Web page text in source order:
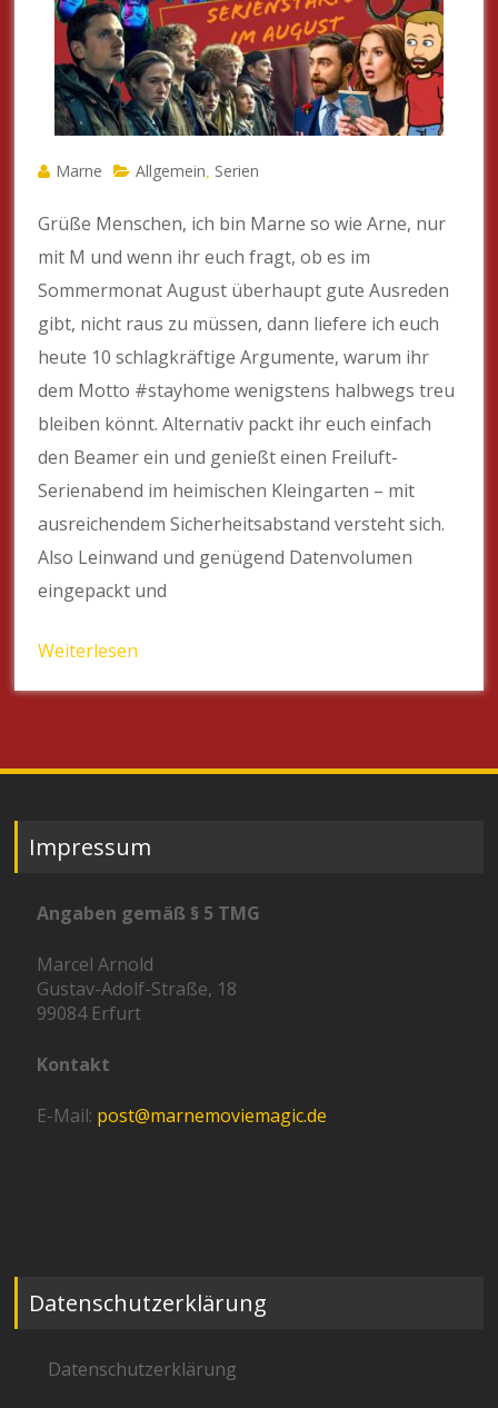
Marne Allgemein Serien
Grüße Menschen, ich bin Marne so wie Arne, nur
mit M und wenn ihr euch fragt, ob es im
Sommermonat August überhaupt gute Ausreden
gibt, nicht raus zu müssen, dann liefere ich euch
heute 10 schlagkräftige Argumente, warum ihr
dem Motto #stayhome wenigstens halbwegs treu
bleiben könnt. Alternativ packt ihr euch einfach
den Beamer ein und genießt einen Freiluft-
Serienabend im heimischen Kleingarten – mit
ausreichendem Sicherheitsabstand versteht sich.
Also Leinwand und genügend Datenvolumen
eingepackt und
Weiterlesen
Impressum
Angaben gemäß § 5 TMG
Marcel Arnold
Gustav-Adolf-Straße, 18
99084 Erfurt
Kontakt
E-Mail: post@marnemoviemagic.de
Datenschutzerklärung
Datenschutzerklärung